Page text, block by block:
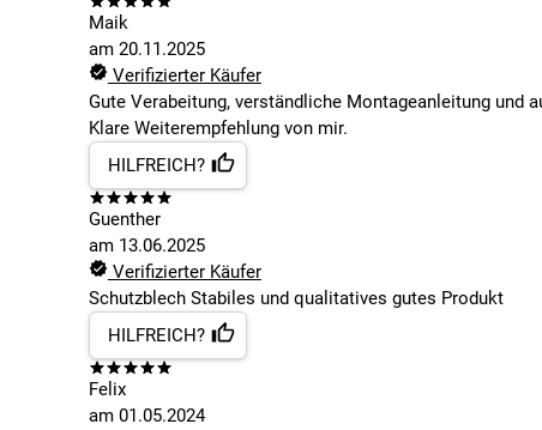
Maik
am 20.11.2025
Verifizierter Käufer
Gute Verabeitung, verständliche Montageanleitung und
Klare Weiterempfehlung von mir.
HILFREICH?
Guenther
am 13.06.2025
Verifizierter Käufer
Schutzblech Stabiles und qualitatives gutes Produkt
HILFREICH?
Felix
am 01.05.2024